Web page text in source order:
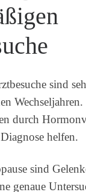
sind
durch
helfen.
sind
genaue